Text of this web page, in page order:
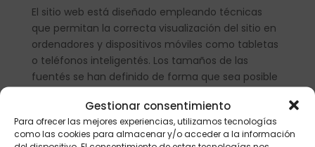
Gestionar consentimiento
Para ofrecer las mejores experiencias, utilizamos tecnologías
como las cookies para almacenar y/o acceder a la información
El sitio web está diseñado empleando técnicas
que permitan la correcta visualización del sitio en
ordenadores y dispositivos móviles como tabletas
o teléfonos inteligentés. Los tamaños de las
fuentés se han definido de forma que sea posible
del navegador.
A pesar del esfuerzo realizado porAMOR POR EL TÉ